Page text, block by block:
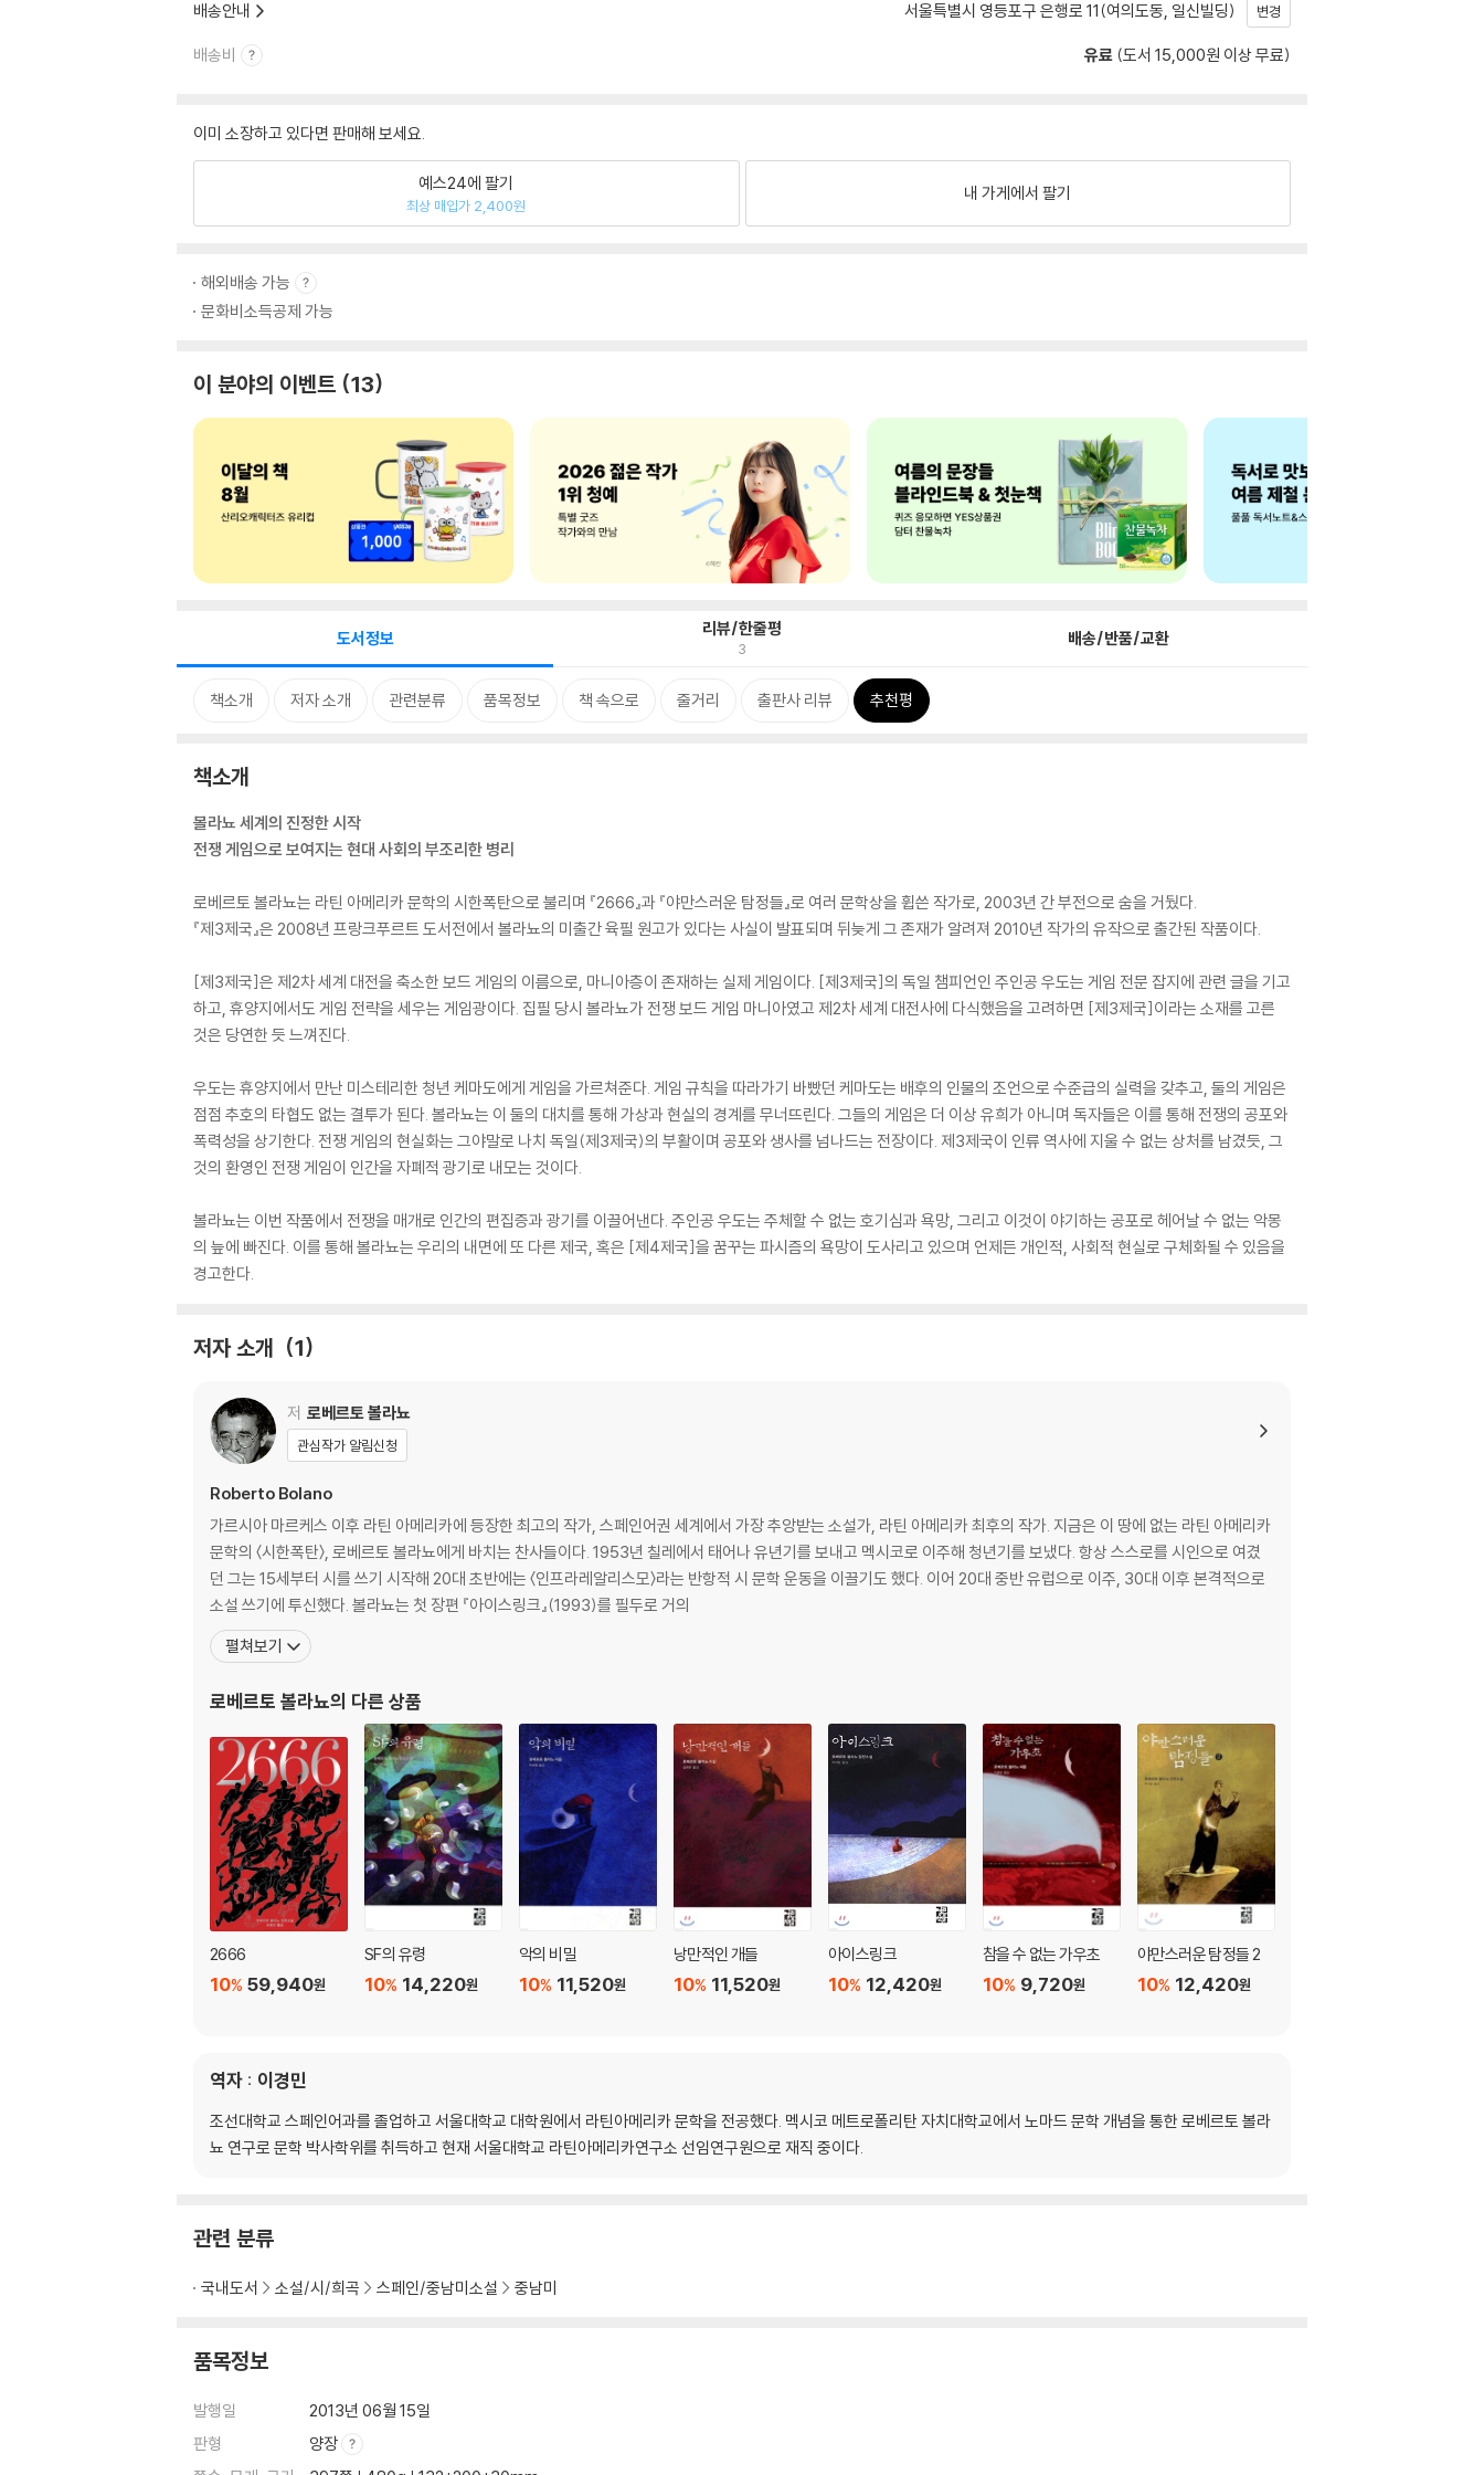
배송안내 서울특별시 영등포구 은행로 11(여의도동, 일신빌딩) 변경
배송비 유료 (도서 15,000원 이상 무료)
이미 소장하고 있다면 판매해 보세요.
예스24에 팔기
최상 매입가 2,400원
내 가게에서 팔기
해외배송 가능
문화비소득공제 가능
이 분야의 이벤트 13
도서정보 리뷰/한줄평
3 배송/반품/교환
책소개 저자 소개 관련분류 품목정보 책 속으로 줄거리 출판사 리뷰 추천평
책소개
볼라뇨 세계의 진정한 시작
전쟁 게임으로 보여지는 현대 사회의 부조리한 병리
로베르토 볼라뇨는 라틴 아메리카 문학의 시한폭탄으로 불리며 『2666』과 『야만스러운 탐정들』로 여러 문학상을 휩쓴 작가로, 2003년 간 부전으로 숨을 거뒀다.
『제3제국』은 2008년 프랑크푸르트 도서전에서 볼라뇨의 미출간 육필 원고가 있다는 사실이 발표되며 뒤늦게 그 존재가 알려져 2010년 작가의 유작으로 출간된 작품이다.
[제3제국]은 제2차 세계 대전을 축소한 보드 게임의 이름으로, 마니아층이 존재하는 실제 게임이다. [제3제국]의 독일 챔피언인 주인공 우도는 게임 전문 잡지에 관련 글을 기고
하고, 휴양지에서도 게임 전략을 세우는 게임광이다. 집필 당시 볼라뇨가 전쟁 보드 게임 마니아였고 제2차 세계 대전사에 다식했음을 고려하면 [제3제국]이라는 소재를 고른
것은 당연한 듯 느껴진다.
우도는 휴양지에서 만난 미스테리한 청년 케마도에게 게임을 가르쳐준다. 게임 규칙을 따라가기 바빴던 케마도는 배후의 인물의 조언으로 수준급의 실력을 갖추고, 둘의 게임은
점점 추호의 타협도 없는 결투가 된다. 볼라뇨는 이 둘의 대치를 통해 가상과 현실의 경계를 무너뜨린다. 그들의 게임은 더 이상 유희가 아니며 독자들은 이를 통해 전쟁의 공포와
폭력성을 상기한다. 전쟁 게임의 현실화는 그야말로 나치 독일(제3제국)의 부활이며 공포와 생사를 넘나드는 전장이다. 제3제국이 인류 역사에 지울 수 없는 상처를 남겼듯, 그
것의 환영인 전쟁 게임이 인간을 자폐적 광기로 내모는 것이다.
볼라뇨는 이번 작품에서 전쟁을 매개로 인간의 편집증과 광기를 이끌어낸다. 주인공 우도는 주체할 수 없는 호기심과 욕망, 그리고 이것이 야기하는 공포로 헤어날 수 없는 악몽
의 늪에 빠진다. 이를 통해 볼라뇨는 우리의 내면에 또 다른 제국, 혹은 [제4제국]을 꿈꾸는 파시즘의 욕망이 도사리고 있으며 언제든 개인적, 사회적 현실로 구체화될 수 있음을
경고한다.
저자 소개 1
저 로베르토 볼라뇨
관심작가 알림신청
Roberto Bolano
가르시아 마르케스 이후 라틴 아메리카에 등장한 최고의 작가, 스페인어권 세계에서 가장 추앙받는 소설가, 라틴 아메리카 최후의 작가. 지금은 이 땅에 없는 라틴 아메리카
문학의 〈시한폭탄〉, 로베르토 볼라뇨에게 바치는 찬사들이다. 1953년 칠레에서 태어나 유년기를 보내고 멕시코로 이주해 청년기를 보냈다. 항상 스스로를 시인으로 여겼
던 그는 15세부터 시를 쓰기 시작해 20대 초반에는 〈인프라레알리스모〉라는 반항적 시 문학 운동을 이끌기도 했다. 이어 20대 중반 유럽으로 이주, 30대 이후 본격적으로
소설 쓰기에 투신했다. 볼라뇨는 첫 장편 『아이스링크』(1993)를 필두로 거의
펼쳐보기
로베르토 볼라뇨의 다른 상품
2666
59,940원
10%
SF의 유령
14,220원
10%
악의 비밀
11,520원
10%
낭만적인 개들
11,520원
10%
아이스링크
12,420원
10%
참을 수 없는 가우초
9,720원
10%
야만스러운 탐정들 2
12,420원
10%
역자 : 이경민
조선대학교 스페인어과를 졸업하고 서울대학교 대학원에서 라틴아메리카 문학을 전공했다. 멕시코 메트로폴리탄 자치대학교에서 노마드 문학 개념을 통한 로베르토 볼라
뇨 연구로 문학 박사학위를 취득하고 현재 서울대학교 라틴아메리카연구소 선임연구원으로 재직 중이다.
관련 분류
국내도서 소설/시/희곡 스페인/중남미소설 중남미
품목정보
발행일
2013년 06월 15일
판형
양장